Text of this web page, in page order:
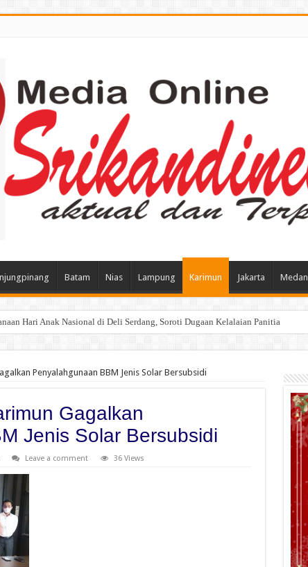
Batam Nias Lampung Karimun Jakarta Medan
Hari Anak Nasional di Deli Serdang, Soroti Dugaan Kelalaian Panitia
Kewibawaan Bupati Deli Serdang.
Penyalahgunaan BBM Jenis Solar Bersubsidi
Gagalkan
Jenis Solar Bersubsidi
Leave a comment 36 Views